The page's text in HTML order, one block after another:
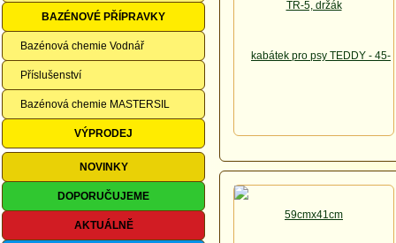
BAZÉNOVÉ PŘÍPRAVKY
Bazénová chemie Vodnář
Příslušenství
Bazénová chemie MASTERSIL
VÝPRODEJ
NOVINKY
DOPORUČUJEME
AKTUÁLNĚ